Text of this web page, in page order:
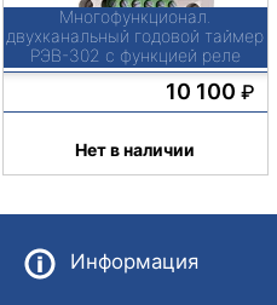
Многофункционал.
двухканальный годовой таймер
РЭВ-302 с функцией реле
напряжения и выносным
фотореле10 100 ₽
Нет в наличии
Информация